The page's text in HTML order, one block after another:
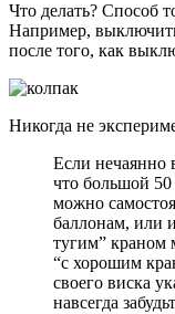
Что делать? Способ
Например,
после того, как
Никогда не
Если нечаянно
что большой
можно
баллонам, или
тугим” краном
“с хорошим
своего виска
навсегда